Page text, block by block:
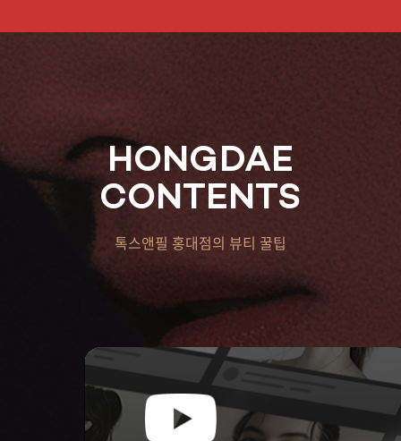
HONGDAE
CONTENTS
톡스앤필 홍대점의 뷰티 꿀팁